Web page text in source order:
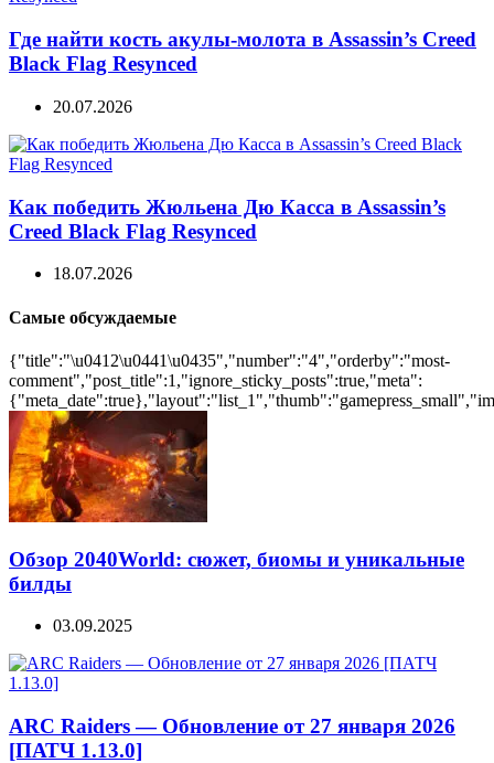
Где найти кость акулы-молота в Assassin’s Creed
Black Flag Resynced
20.07.2026
Как победить Жюльена Дю Касса в Assassin’s
Creed Black Flag Resynced
18.07.2026
Самые обсуждаемые
{"title":"\u0412\u0441\u0435","number":"4","orderby":"most-
comment","post_title":1,"ignore_sticky_posts":true,"meta":
Обзор 2040World: сюжет, биомы и уникальные
билды
03.09.2025
ARC Raiders — Обновление от 27 января 2026
[ПАТЧ 1.13.0]